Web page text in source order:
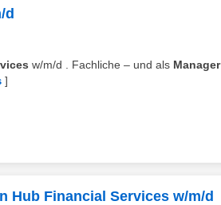
d
w/m/d . Fachliche – und als Manager
]
Hub Financial Services w/m/d